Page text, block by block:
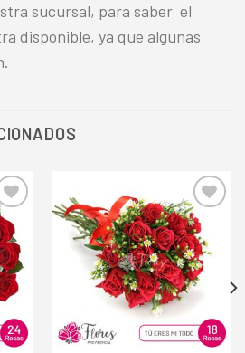
sucursal, para saber el
disponible, ya que algunas
la
de
Añadir
a la
lista de
deseos